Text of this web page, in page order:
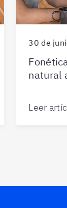
30 de
natural
Leer